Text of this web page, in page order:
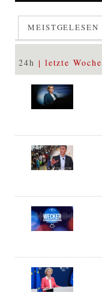
MEISTGELESEN
24h letzte Woche